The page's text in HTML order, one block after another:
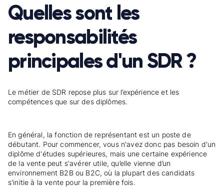
Quelles sont les
responsabilités
principales d'un SDR ?
Le métier de SDR repose plus sur l’expérience et les
compétences que sur des diplômes.
En général, la fonction de représentant est un poste de
débutant. Pour commencer, vous n'avez donc pas besoin d'un
diplôme d'études supérieures, mais une certaine expérience
de la vente peut s'avérer utile, qu’elle vienne d’un
environnement B2B ou B2C, où la plupart des candidats
s'initie à la vente pour la première fois.